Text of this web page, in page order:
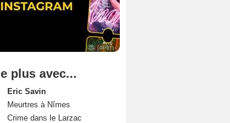
plus avec...
Eric Savin
Meurtres à Nîmes
Crime dans le Larzac